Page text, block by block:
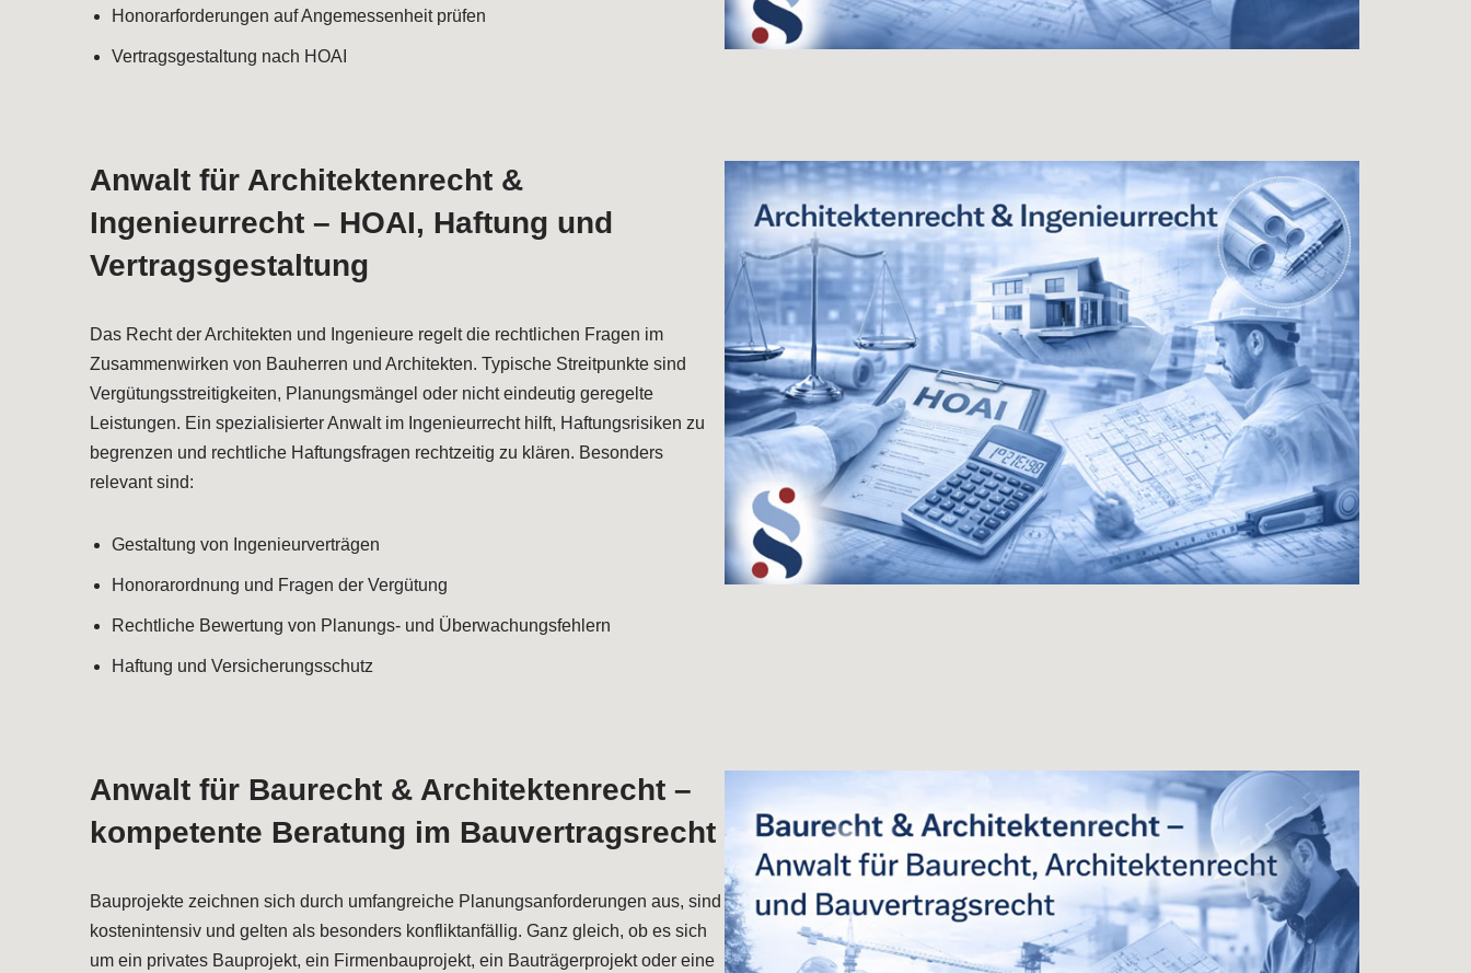
Honorarforderungen auf Angemessenheit prüfen
Vertragsgestaltung nach HOAI
Anwalt für Architektenrecht &
Ingenieurrecht – HOAI, Haftung und
Vertragsgestaltung
Das Recht der Architekten und Ingenieure regelt die rechtlichen Fragen im
Zusammenwirken von Bauherren und Architekten. Typische Streitpunkte sind
Vergütungsstreitigkeiten, Planungsmängel oder nicht eindeutig geregelte
Leistungen. Ein spezialisierter Anwalt im Ingenieurrecht hilft, Haftungsrisiken zu
begrenzen und rechtliche Haftungsfragen rechtzeitig zu klären. Besonders
relevant sind:
Gestaltung von Ingenieurverträgen
Honorarordnung und Fragen der Vergütung
Rechtliche Bewertung von Planungs- und Überwachungsfehlern
Haftung und Versicherungsschutz
Anwalt für Baurecht & Architektenrecht –
kompetente Beratung im Bauvertragsrecht
Bauprojekte zeichnen sich durch umfangreiche Planungsanforderungen aus, sind
kostenintensiv und gelten als besonders konfliktanfällig. Ganz gleich, ob es sich
um ein privates Bauprojekt, ein Firmenbauprojekt, ein Bauträgerprojekt oder eine